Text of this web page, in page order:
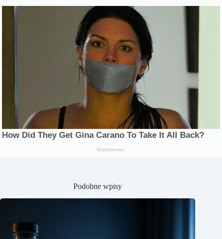
Podobne wpisy